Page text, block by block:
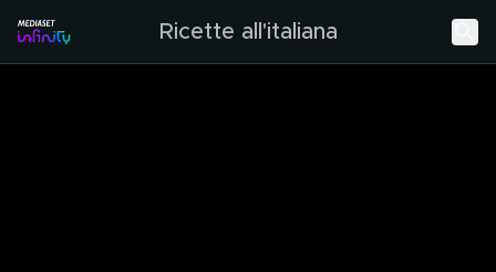
Ricette all'italiana